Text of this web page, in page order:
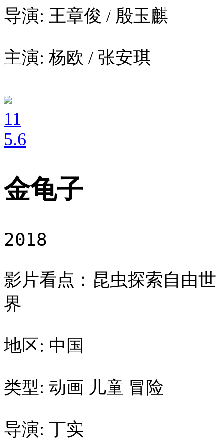
导演: 王章俊 / 殷玉麒
主演: 杨欧 / 张安琪
11
5.6
金龟子
2018
影片看点：昆虫探索自由世
界
地区: 中国
类型: 动画 儿童 冒险
导演: 丁实